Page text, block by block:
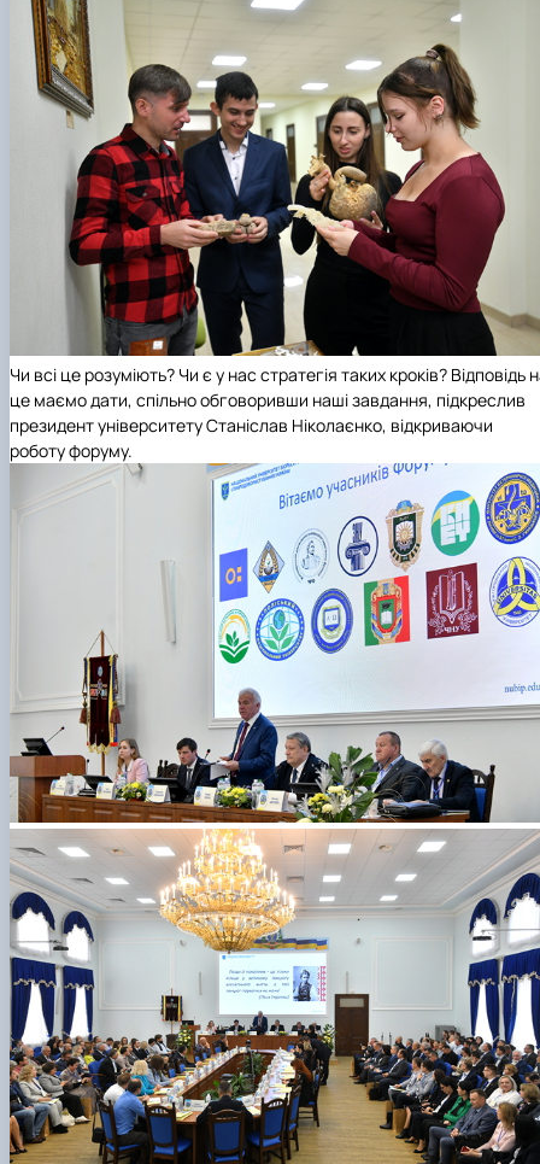
Чи всі це розуміють? Чи є у нас стратегія таких кроків? Відповідь
це маємо дати, спільно обговоривши наші завдання, підкреслив
президент університету Станіслав Ніколаєнко, відкриваючи
роботу форуму.